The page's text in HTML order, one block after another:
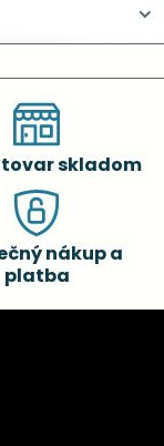
skladom
nákup a
platba